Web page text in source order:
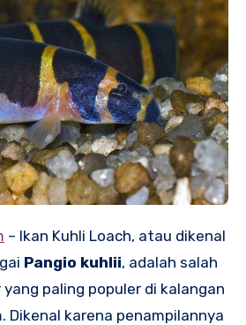
– Ikan Kuhli Loach, atau dikenal
Pangio kuhlii, adalah salah
paling populer di kalangan
Dikenal karena penampilannya